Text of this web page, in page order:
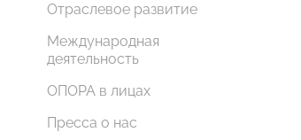
Отраслевое развитие
Международная
деятельность
ОПОРА в лицах
Пресса о нас